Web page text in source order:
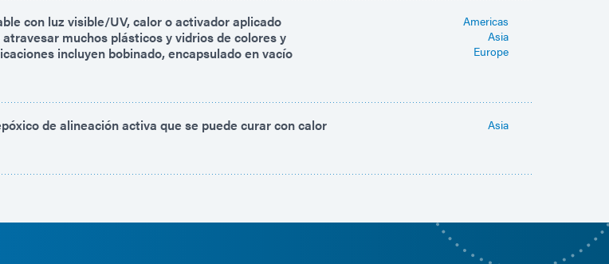
con luz visible/UV, calor o activador aplicado
muchos plásticos y vidrios de colores y
incluyen bobinado, encapsulado en vacío
Americas
Asia
Europe
de alineación activa que se puede curar con calor
Asia